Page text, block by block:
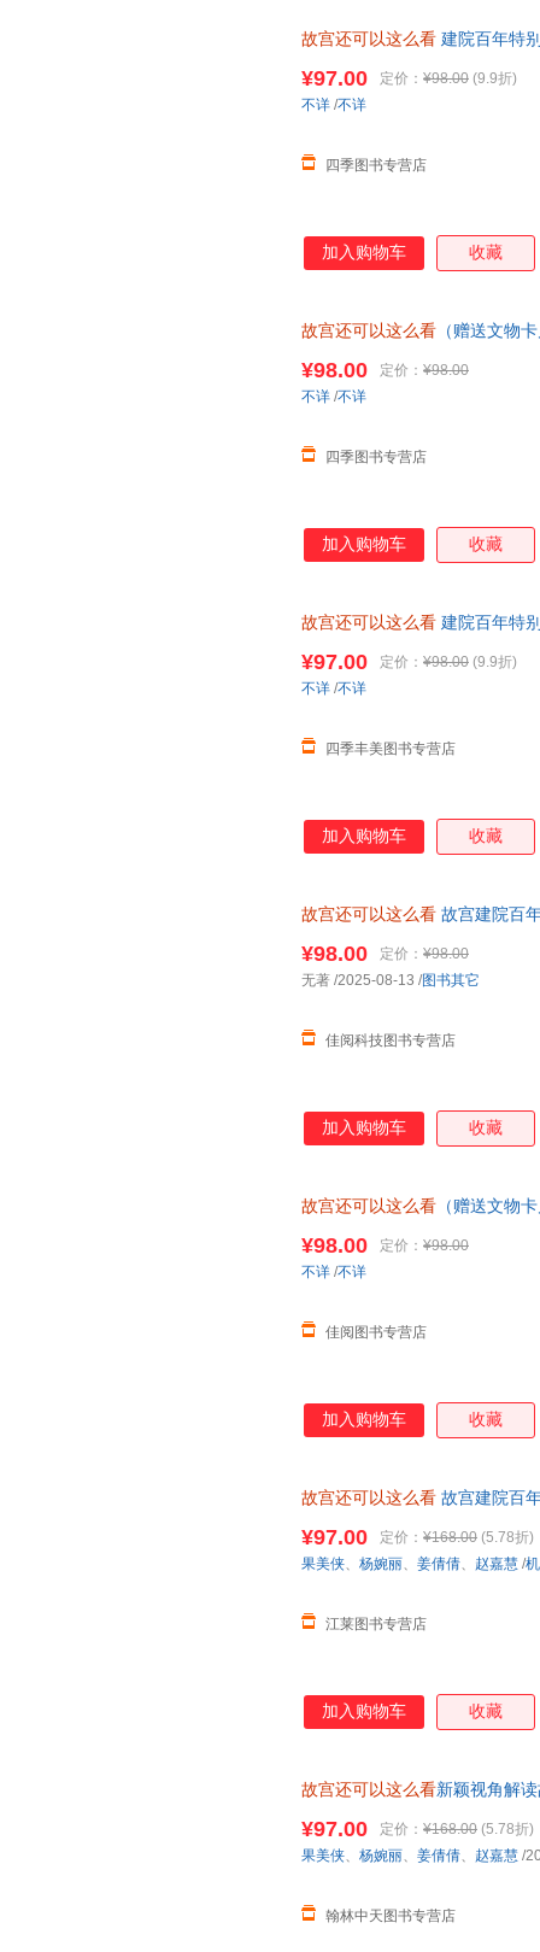
故宫还可以这么看 建院百年特
¥97.00 定价： ¥98.00 (9.9折)
四季图书专营店
不详 /不详
加入购物车 收藏
故宫还可以这么看 （赠送文物
¥98.00 定价： ¥98.00
四季图书专营店
不详 /不详
加入购物车 收藏
故宫还可以这么看 建院百年特
¥97.00 定价： ¥98.00 (9.9折)
四季丰美图书专营店
不详 /不详
加入购物车 收藏
故宫还可以这么看 故宫建院百
¥98.00 定价： ¥98.00
佳阅科技图书专营店
无著 /2025-08-13 /图书其它
加入购物车 收藏
故宫还可以这么看 （赠送文物
¥98.00 定价： ¥98.00
佳阅图书专营店
不详 /不详
加入购物车 收藏
故宫还可以这么看 故宫建院百
在线客服有优惠
¥97.00 定价： ¥168.00 (5.78折)
江莱图书专营店
果美侠、 杨婉丽、 姜倩倩、 赵嘉慧 /
加入购物车 收藏
故宫还可以这么看新颖视角解
¥97.00 定价： ¥168.00 (5.78折)
翰林中天图书专营店
果美侠、 杨婉丽、 姜倩倩、 赵嘉慧 /